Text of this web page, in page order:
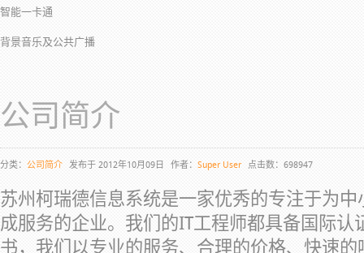
智能一卡通
背景音乐及公共广播
公司简介
分类： 公司简介 发布于 2012年10月09日 作者： Super User 点击数：698947
苏州柯瑞德信息系统是一家优秀的专注于为
成服务的企业。我们的IT工程师都具备国际认
书，我们以专业的服务、合理的价格、快速